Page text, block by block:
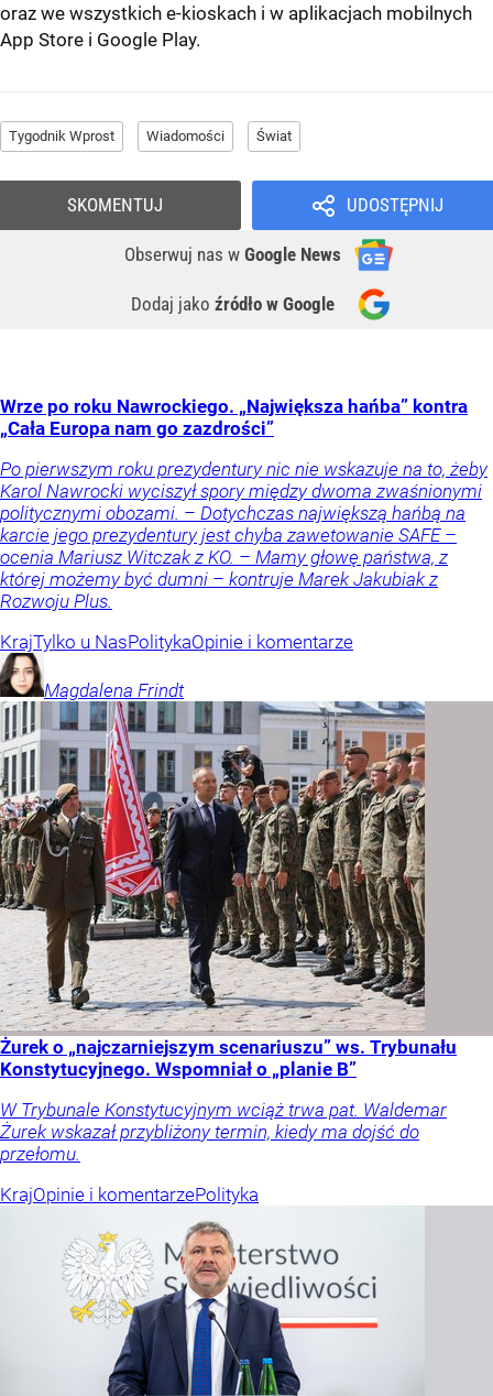
oraz we wszystkich e-kioskach i w aplikacjach mobilnych
App Store i Google Play.
Tygodnik Wprost Wiadomości Świat
UDOSTĘPNIJ
Obserwuj nas w Google News
Dodaj jako źródło w Google
SKOMENTUJ
Wrze po roku Nawrockiego. „Największa hańba” kontra
„Cała Europa nam go zazdrości”
Po pierwszym roku prezydentury nic nie wskazuje na to, żeby
Karol Nawrocki wyciszył spory między dwoma zwaśnionymi
politycznymi obozami. – Dotychczas największą hańbą na
karcie jego prezydentury jest chyba zawetowanie SAFE –
ocenia Mariusz Witczak z KO. – Mamy głowę państwa, z
której możemy być dumni – kontruje Marek Jakubiak z
Rozwoju Plus.
KrajTylko u NasPolitykaOpinie i komentarze
Magdalena Frindt
Żurek o „najczarniejszym scenariuszu” ws. Trybunału
Konstytucyjnego. Wspomniał o „planie B”
W Trybunale Konstytucyjnym wciąż trwa pat. Waldemar
Żurek wskazał przybliżony termin, kiedy ma dojść do
przełomu.
KrajOpinie i komentarzePolityka